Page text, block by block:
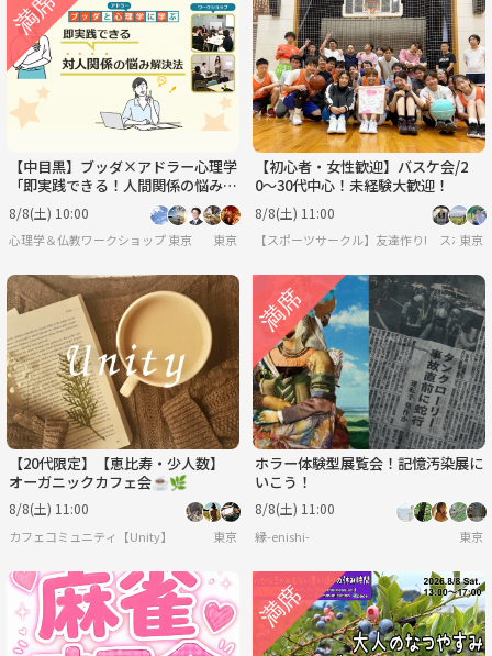
【中目黒】ブッダ×アドラー心理学
「即実践できる！人間関係の悩み解
決法」ワークショップ-東京
8/8(土) 10:00
心理学＆仏教ワークショップ 東京 東京
【初心者・女性歓迎】バスケ会/2
0〜30代中心！未経験大歓迎！
8/8(土) 11:00
【スポーツサークル】友達作り! スポー
東京
【20代限定】【恵比寿・少人数】
オーガニックカフェ会☕️🌿
8/8(土) 11:00
カフェコミュニティ【Unity】 東京
ホラー体験型展覧会！記憶汚染展に
いこう！
8/8(土) 11:00
縁-enishi- 東京